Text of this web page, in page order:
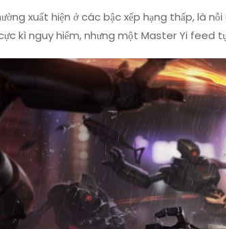
xuất hiện ở các bậc xếp hạng thấp, là
kì nguy hiểm, nhưng một Master Yi feed